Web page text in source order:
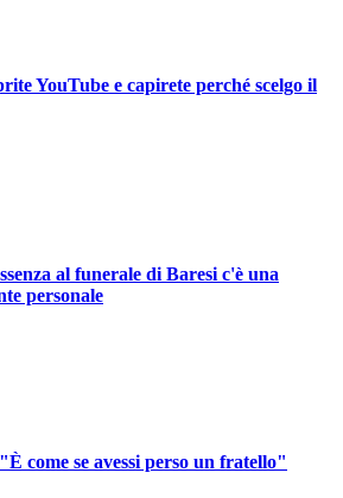
YouTube e capirete perché scelgo il
al funerale di Baresi c'è una
personale
come se avessi perso un fratello"